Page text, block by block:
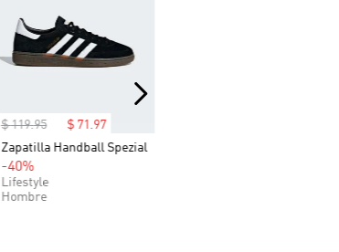
$ 119.95 $ 71 97
Zapatilla Handball Spezial
-40%
Lifestyle
Hombre